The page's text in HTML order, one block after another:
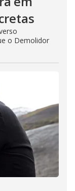
o Demolidor